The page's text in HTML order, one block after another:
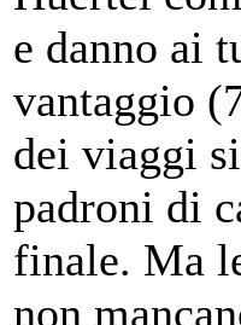
e danno ai
vantaggio
dei viaggi
padroni di
finale. Ma
non